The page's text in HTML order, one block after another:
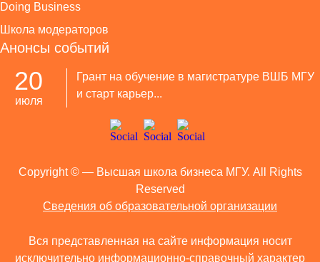
Doing Business
Школа модераторов
Анонсы событий
20
июля
Грант на обучение в магистратуре ВШБ МГУ
и старт карьер...
Copyright © — Высшая школа бизнеса МГУ. All Rights
Reserved
Сведения об образовательной организации
Вся представленная на сайте информация носит
исключительно информационно-справочный характер